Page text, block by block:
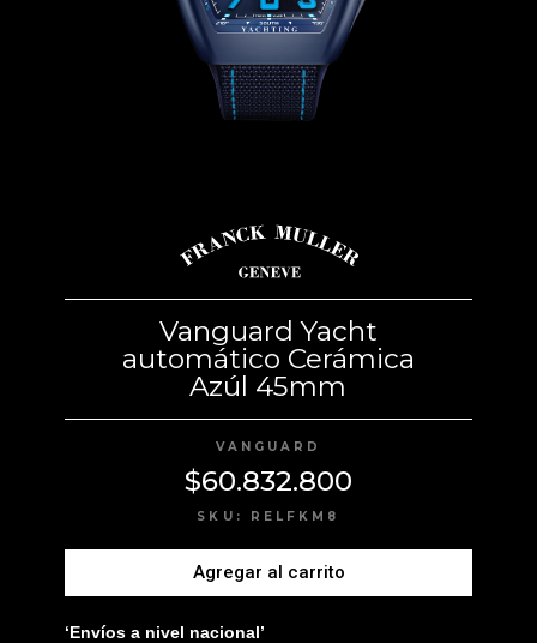
Vanguard Yacht
automático Cerámica
Azúl 45mm
VANGUARD
$60.832.800
SKU: RELFKM8
Agregar al carrito
‘Envíos a nivel nacional’